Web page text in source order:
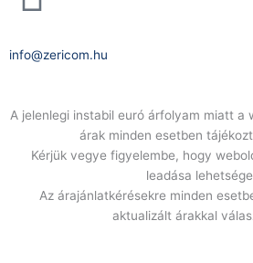
info@zericom.hu
A jelenlegi instabil euró árfolyam miatt a
árak minden esetben
Kérjük vegye figyelembe, hogy
leadása
Az árajánlatkérésekre minden
aktualizált árakkal